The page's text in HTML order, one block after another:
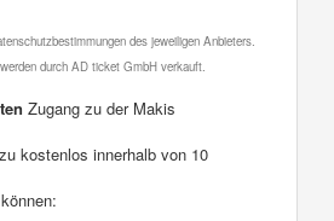
des jeweiligen Anbieters.
durch AD ticket GmbH verkauft.
Zugang zu der Makis
kostenlos innerhalb von 10